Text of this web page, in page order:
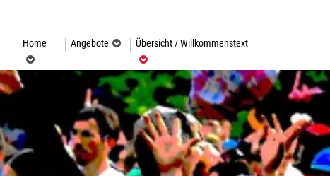
Home Angebote Übersicht / Willkommenstext(ausgewählt)